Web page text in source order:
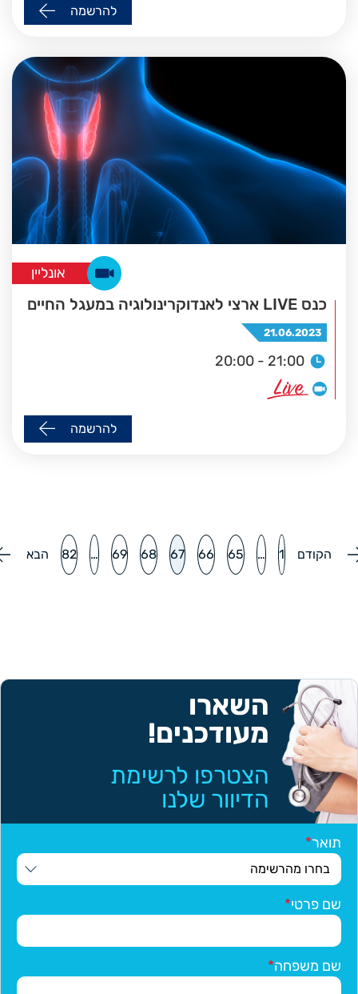
להרשמה
אונליין
כנס LIVE ארצי לאנדוקרינולוגיה במעגל החיים
21.06.2023
20:00 - 21:00
להרשמה
הקודם 1
…
65
66
67
68
69
…
82 הבא
השארו
מעודכנים!
הצטרפו לרשימת
הדיוור שלנו
תואר
שם פרטי
שם משפחה